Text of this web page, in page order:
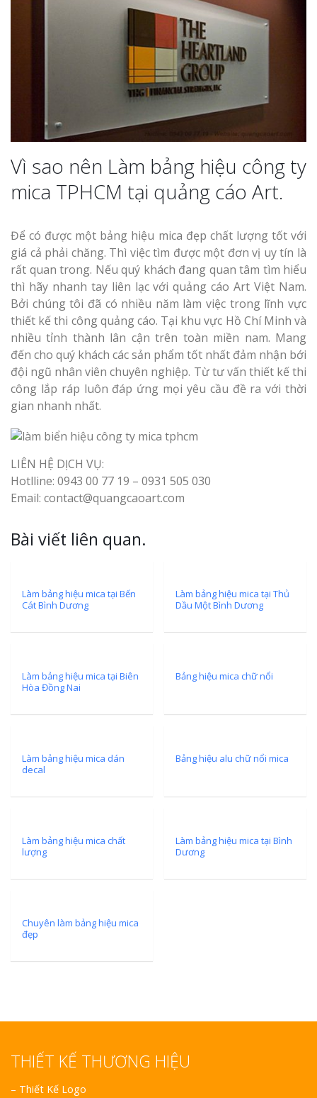
Vì sao nên Làm bảng hiệu công ty
mica TPHCM tại quảng cáo Art.
Để có được một bảng hiệu mica đẹp chất lượng tốt với
giá cả phải chăng. Thì việc tìm được một đơn vị uy tín là
rất quan trong. Nếu quý khách đang quan tâm tìm hiểu
thì hãy nhanh tay liên lạc với quảng cáo Art Việt Nam.
Bởi chúng tôi đã có nhiều năm làm việc trong lĩnh vực
thiết kế thi công quảng cáo. Tại khu vực Hồ Chí Minh và
nhiều tỉnh thành lân cận trên toàn miền nam. Mang
đến cho quý khách các sản phẩm tốt nhất đảm nhận bới
đội ngũ nhân viên chuyên nghiệp. Từ tư vấn thiết kế thi
công lắp ráp luôn đáp ứng mọi yêu cầu đề ra với thời
gian nhanh nhất.
LIÊN HỆ DỊCH VỤ:
Hotlline: 0943 00 77 19 – 0931 505 030
Email: contact@quangcaoart.com
Bài viết liên quan.
Làm bảng hiệu mica tại Bến
Cát Bình Dương
Làm bảng hiệu mica tại Thủ
Dầu Một Bình Dương
Làm bảng hiệu mica tại Biên
Hòa Đồng Nai
Bảng hiệu mica chữ nổi
Làm bảng hiệu mica dán
decal
Bảng hiệu alu chữ nổi mica
Làm bảng hiệu mica chất
lượng
Làm bảng hiệu mica tại Bình
Dương
Chuyên làm bảng hiệu mica
đẹp
THIẾT KẾ THƯƠNG HIỆU
– Thiết Kế Logo
Thi Công
Làm Biển
Mica Tại Vinh Lấy
Làm biển
Làm Biển
Nam Đàn Uy Tín Giá
Làm Biển
Mỹ Phẩm Vinh Thu
Hàng
Top 10 Mẫu
Hiệu Shop
Mỏng Nghệ
Hút
Bảng Hiệu